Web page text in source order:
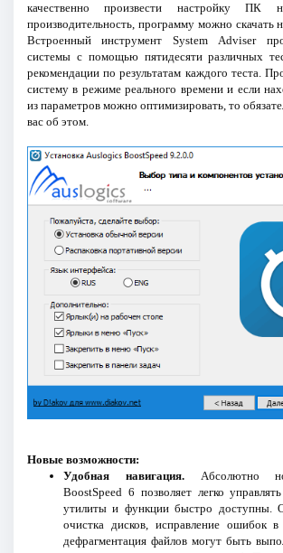
качественно произвести настройку ПК
производительность, программу можно скачать
Встроенный инструмент System Adviser
системы с помощью пятидесяти различных
рекомендации по результатам каждого теста.
систему в режиме реального времени и если
из параметров можно оптимизировать, то
вас об этом.
Новые возможности:
Удобная навигация.Aбсолютно
BoostSpeed 6 позволяет легко
утилиты и функции быстро доступны.
очистка дисков, исправление ошибок
дефрагментация файлов могут быть